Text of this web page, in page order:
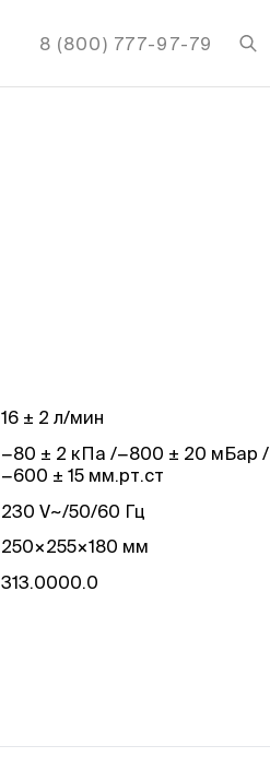
8 (800) 777-97-79
16 ± 2 л/мин
−80 ± 2 кПа /−800 ± 20 мБар /
−600 ± 15 мм.рт.ст
230 V~/50/60 Гц
250×255×180 мм
313.0000.0